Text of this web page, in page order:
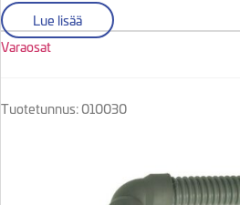
Lue lisää
Varaosat
Tuotetunnus: 010030